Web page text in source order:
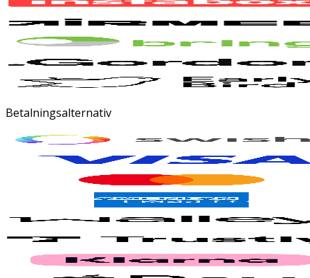
Betalningsalternativ